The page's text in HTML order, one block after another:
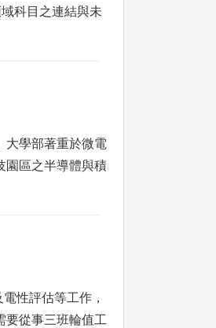
科目之連結與未
大學部著重於微電
園區之半導體與積
性評估等工作，
要從事三班輪值工